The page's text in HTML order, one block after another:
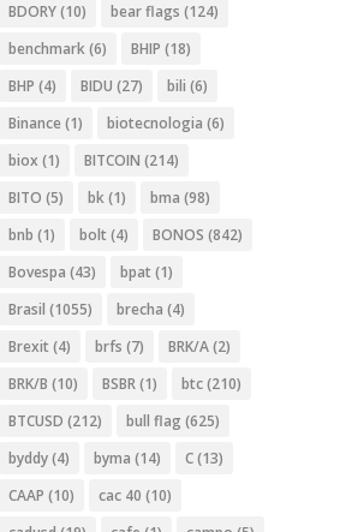
BDORY(10) bear flags (124)
benchmark(6) BHIP (18)
BHP (4) BIDU (27) bili (6)
Binance (1) biotecnologia (6)
biox (1) BITCOIN (214)
BITO (5) bk(1) bma (98)
bnb (1) bolt (4) BONOS (842)
Bovespa (43) bpat (1)
Brasil (1055) brecha (4)
Brexit (4) brfs (7) BRK/A(2)
BRK/B (10) BSBR(1) btc(210)
BTCUSD (212) bull flag (625)
byddy(4) byma (14) C(13)
CAAP (10) cac 40 (10)